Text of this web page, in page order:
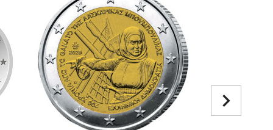
navigate_next